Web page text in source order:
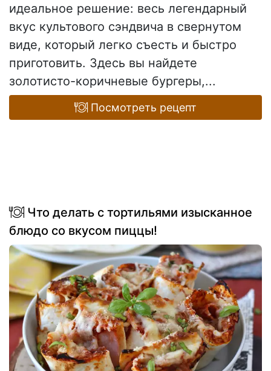
идеальное решение: весь легендарный
вкус культового сэндвича в свернутом
виде, который легко съесть и быстро
приготовить. Здесь вы найдете
золотисто-коричневые бургеры,...
Посмотреть рецепт
Что делать с тортильями изысканное
блюдо со вкусом пиццы!